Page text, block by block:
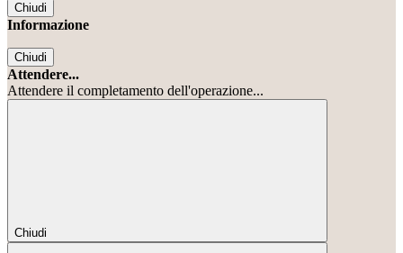
Chiudi
Informazione
Chiudi
Attendere...
Attendere il completamento dell'operazione...
Chiudi